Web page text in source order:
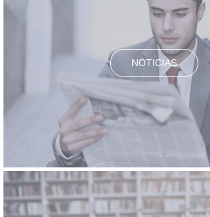
NOTICIAS